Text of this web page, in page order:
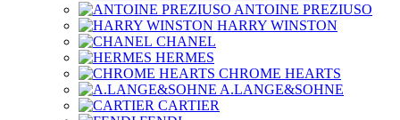
ANTOINE PREZIUSO
HARRY WINSTON
CHANEL
HERMES
CHROME HEARTS
A.LANGE&SOHNE
CARTIER